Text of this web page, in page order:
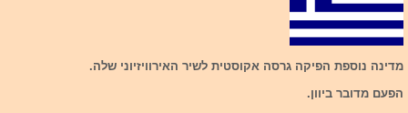
מדינה נוספת הפיקה גרסה אקוסטית לשיר האירוויזיוני שלה.
הפעם מדובר ביוון.